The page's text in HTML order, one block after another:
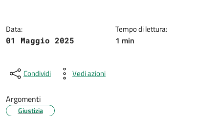
Data:
01 Maggio 2025
Tempo di lettura:
1 min
Condividi Vedi azioni
Argomenti
Giustizia